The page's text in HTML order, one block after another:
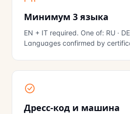
Минимум 3 языка
EN + IT required. One of: RU · DE
Languages confirmed by
Дресс-код и машина